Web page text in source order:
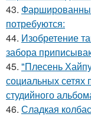
43.
потребуются:
44. Изобретение
забора
45. "Плесень
социальных сетях
студийного
46. Сладкая